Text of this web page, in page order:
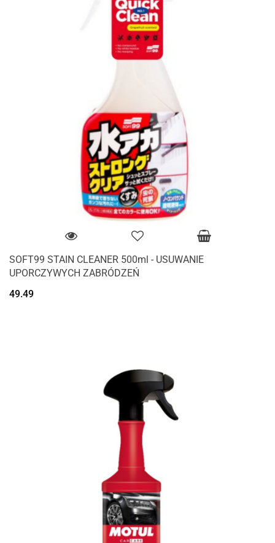
SOFT99 STAIN CLEANER 500ml - USUWANIE
UPORCZYWYCH ZABRÓDZEŃ
49.49